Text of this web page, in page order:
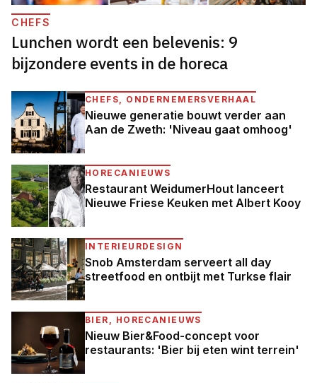
CHEFS
Lunchen wordt een belevenis: 9
bijzondere events in de horeca
CHEFS, ONDERNEMERSVERHAAL
Nieuwe generatie bouwt verder aan
Aan de Zweth: 'Niveau gaat omhoog'
HORECANIEUWS
Restaurant WeidumerHout lanceert
Nieuwe Friese Keuken met Albert Kooy
INTERIEURDESIGN
Snob Amsterdam serveert all day
streetfood en ontbijt met Turkse flair
BIER, HORECANIEUWS
Nieuw Bier&Food-concept voor
restaurants: 'Bier bij eten wint terrein'